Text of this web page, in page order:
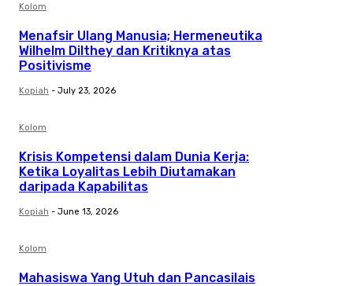
Kolom
Menafsir Ulang Manusia; Hermeneutika
Wilhelm Dilthey dan Kritiknya atas
Positivisme
Kopiah - July 23, 2026
Kolom
Krisis Kompetensi dalam Dunia Kerja:
Ketika Loyalitas Lebih Diutamakan
daripada Kapabilitas
Kopiah - June 13, 2026
Kolom
Mahasiswa Yang Utuh dan Pancasilais